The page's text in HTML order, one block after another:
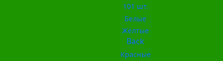
101 шт.
Белые
Жёлтые
Back
Красные